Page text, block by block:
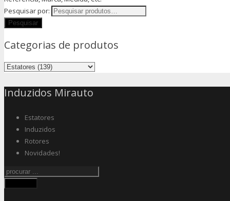
Pesquisar por:
Categorias de produtos
Induzidos Mirauto
Estatores
Induzidos
Rotores
Novidades!